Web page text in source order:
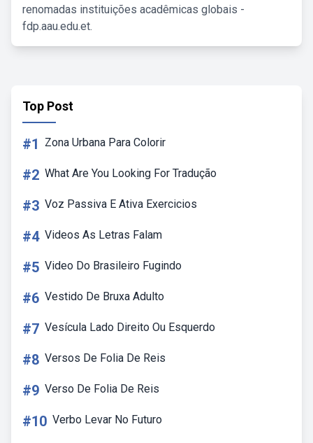
renomadas instituições acadêmicas globais -
fdp.aau.edu.et.
Top Post
#1 Zona Urbana Para Colorir
#2 What Are You Looking For Tradução
#3 Voz Passiva E Ativa Exercicios
#4 Videos As Letras Falam
#5 Video Do Brasileiro Fugindo
#6 Vestido De Bruxa Adulto
#7 Vesícula Lado Direito Ou Esquerdo
#8 Versos De Folia De Reis
#9 Verso De Folia De Reis
#10 Verbo Levar No Futuro